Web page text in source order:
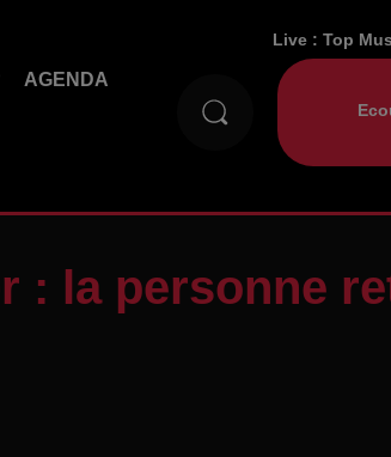
AGENDA
Live :Top
: la personne